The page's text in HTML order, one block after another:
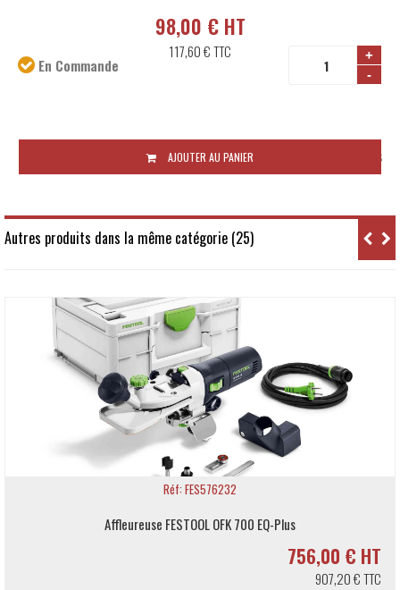
98,00 € HT
117,60 €TTC
+
-
En Commande
Sous 10 jours ouvrés
AJOUTER AU PANIER
Autres produits dans la même catégorie (25)
Réf: FES576232
Affleureuse FESTOOL OFK 700 EQ-Plus
756,00 € HT
907,20 € TTC